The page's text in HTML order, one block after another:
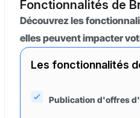
Fonctionnalités de
Découvrez les
elles peuvent impacter
Les fonctionnalités
Publication d'offres